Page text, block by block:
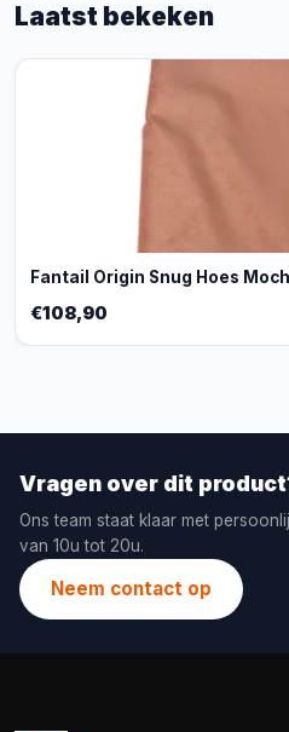
Laatst bekeken
Fantail Origin Snug Hoes
€108,90
Vragen over dit
Ons team staat klaar met
van 10u tot 20u.
Neem contact op